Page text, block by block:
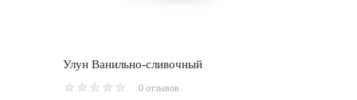
Улун Ванильно-сливочный
0 отзывов